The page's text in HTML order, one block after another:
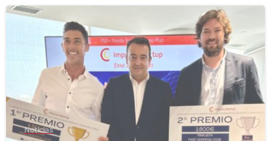
Noticias